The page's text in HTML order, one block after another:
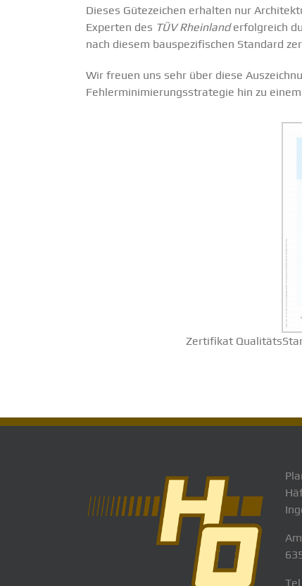
Dieses Gütezeichen erhalten nur
Experten des TÜV Rheinlanderfolgreich
nach diesem bauspezifischen Standard
Wir freuen uns sehr über diese
Fehlerminimierungsstrategie hin zu
Zertifikat